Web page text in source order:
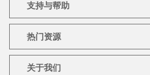
支持与帮助
热门资源
关于我们